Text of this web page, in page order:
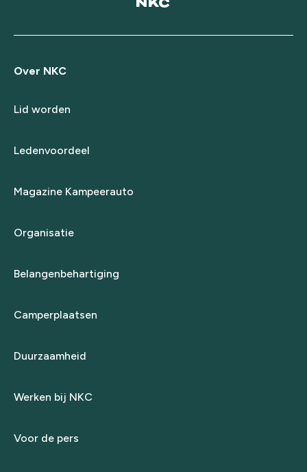
Over NKC
Lid worden
Ledenvoordeel
Magazine Kampeerauto
Organisatie
Belangenbehartiging
Camperplaatsen
Duurzaamheid
Werken bij NKC
Voor de pers